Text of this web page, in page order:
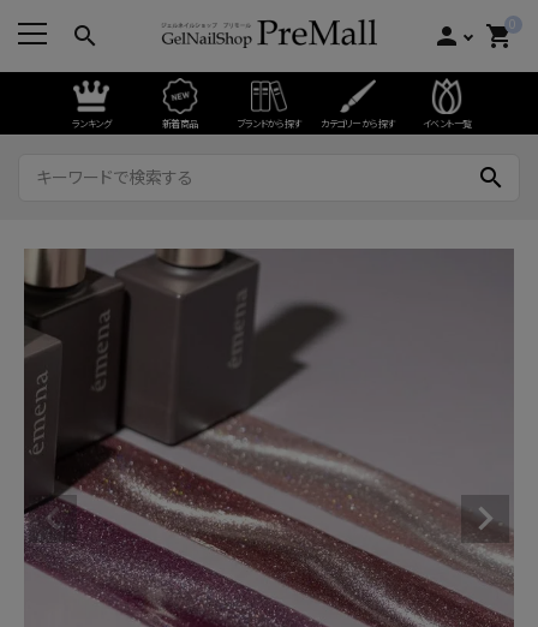
search person 0
shopping_cart
ランキング 新着商品 ブランドから探す カテゴリーから探す イベント一覧
search